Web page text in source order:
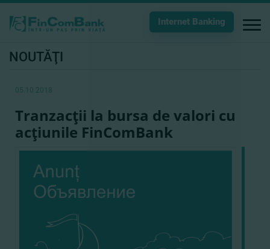
Internet Banking
NOUTĂŢI
05.10.2018
Tranzacţii la bursa de valori cu
acţiunile FinComBank